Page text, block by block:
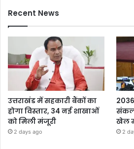
Recent News
उत्तराखंड में सहकारी बैंकों का
होगा विस्तार, 34 नई शाखाओं
को मिली मंजूरी
2 days ago
खेल
2